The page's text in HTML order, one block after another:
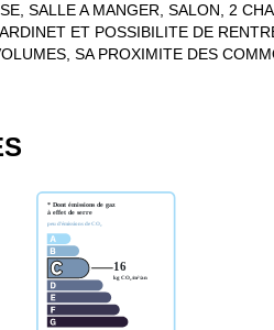
SALLE A MANGER, SALON, 2
ET POSSIBILITE DE
SA PROXIMITE DES